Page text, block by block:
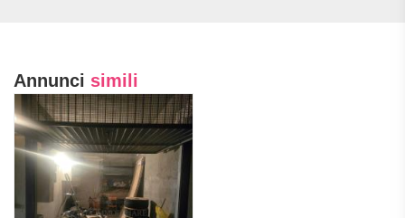
Annunci simili